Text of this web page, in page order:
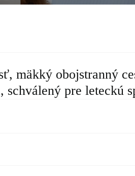
mäkký obojstranný
schválený pre leteckú